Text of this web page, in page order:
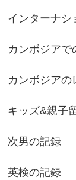
インターナシ
カンボジアで
カンボジアの
キッズ&親子
次男の記録
英検の記録